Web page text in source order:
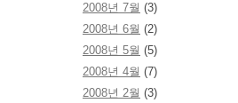
2008년 7월 (3)
2008년 6월 (2)
2008년 5월 (5)
2008년 4월 (7)
2008년 2월 (3)